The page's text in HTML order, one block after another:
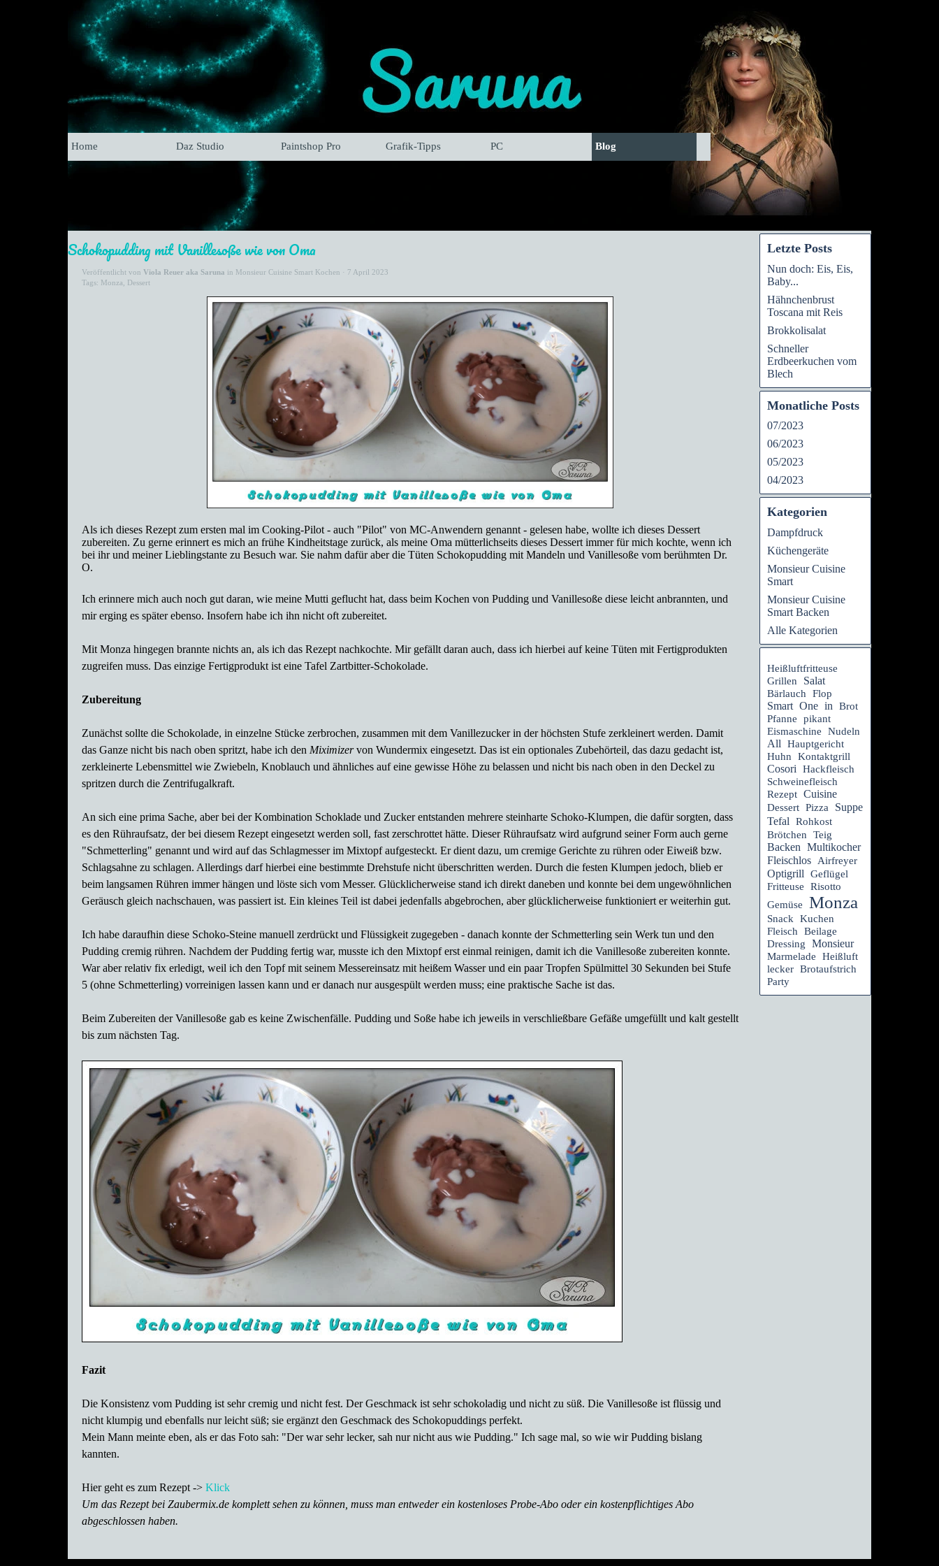
Home Daz Studio Paintshop Pro Grafik-Tipps PC Blog
Schokopudding mit Vanillesoße wie von Oma
Veröffentlicht von Viola Reuer aka Saruna in Monsieur Cuisine Smart Kochen · 7 April 2023
Tags: Monza Dessert
Als ich dieses Rezept zum ersten mal im Cooking-Pilot - auch "Pilot" von MC-Anwendern genannt - gelesen habe, wollte ich dieses Dessert
zubereiten. Zu gerne erinnert es mich an frühe Kindheitstage zurück, als meine Oma mütterlichseits dieses Dessert immer für mich kochte, wenn ich
bei ihr und meiner Lieblingstante zu Besuch war. Sie nahm dafür aber die Tüten Schokopudding mit Mandeln und Vanillesoße vom berühmten Dr.
O.
Ich erinnere mich auch noch gut daran, wie meine Mutti geflucht hat, dass beim Kochen von Pudding und Vanillesoße diese leicht anbrannten, und
mir erging es später ebenso. Insofern habe ich ihn nicht oft zubereitet.
Mit Monza hingegen brannte nichts an, als ich das Rezept nachkochte. Mir gefällt daran auch, dass ich hierbei auf keine Tüten mit Fertigprodukten
zugreifen muss. Das einzige Fertigprodukt ist eine Tafel Zartbitter-Schokolade.
Zubereitung
Zunächst sollte die Schokolade, in einzelne Stücke zerbrochen, zusammen mit dem Vanillezucker in der höchsten Stufe zerkleinert werden. Damit
das Ganze nicht bis nach oben spritzt, habe ich den Miximizervon Wundermix eingesetzt. Das ist ein optionales Zubehörteil, das dazu gedacht ist,
zerkleinerte Lebensmittel wie Zwiebeln, Knoblauch und ähnliches auf eine gewisse Höhe zu belassen und nicht bis nach oben in den Deckel zu
spritzen durch die Zentrifugalkraft.
An sich eine prima Sache, aber bei der Kombination Schoklade und Zucker entstanden mehrere steinharte Schoko-Klumpen, die dafür sorgten, dass
es den Rühraufsatz, der bei diesem Rezept eingesetzt werden soll, fast zerschrottet hätte. Dieser Rühraufsatz wird aufgrund seiner Form auch gerne
"Schmetterling" genannt und wird auf das Schlagmesser im Mixtopf aufgesteckt. Er dient dazu, um cremige Gerichte zu rühren oder Eiweiß bzw.
Schlagsahne zu schlagen. Allerdings darf hierbei eine bestimmte Drehstufe nicht überschritten werden. Durch die festen Klumpen jedoch, blieb er
beim langsamen Rühren immer hängen und löste sich vom Messer. Glücklicherweise stand ich direkt daneben und konnte bei dem ungewöhnlichen
Geräusch gleich nachschauen, was passiert ist. Ein kleines Teil ist dabei jedenfalls abgebrochen, aber glücklicherweise funktioniert er weiterhin gut.
Ich habe daraufhin diese Schoko-Steine manuell zerdrückt und Flüssigkeit zugegeben - danach konnte der Schmetterling sein Werk tun und den
Pudding cremig rühren. Nachdem der Pudding fertig war, musste ich den Mixtopf erst einmal reinigen, damit ich die Vanillesoße zubereiten konnte.
War aber relativ fix erledigt, weil ich den Topf mit seinem Messereinsatz mit heißem Wasser und ein paar Tropfen Spülmittel 30 Sekunden bei Stufe
5 (ohne Schmetterling) vorreinigen lassen kann und er danach nur ausgespült werden muss; eine praktische Sache ist das.
Beim Zubereiten der Vanillesoße gab es keine Zwischenfälle. Pudding und Soße habe ich jeweils in verschließbare Gefäße umgefüllt und kalt gestellt
bis zum nächsten Tag.
Fazit
Die Konsistenz vom Pudding ist sehr cremig und nicht fest. Der Geschmack ist sehr schokoladig und nicht zu süß. Die Vanillesoße ist flüssig und
nicht klumpig und ebenfalls nur leicht süß; sie ergänzt den Geschmack des Schokopuddings perfekt.
Mein Mann meinte eben, als er das Foto sah: "Der war sehr lecker, sah nur nicht aus wie Pudding." Ich sage mal, so wie wir Pudding bislang
kannten.
Hier geht es zum Rezept -> Klick
Um das Rezept bei Zaubermix.de komplett sehen zu können, muss man entweder ein kostenloses Probe-Abo oder ein kostenpflichtiges Abo
abgeschlossen haben.
Letzte Posts
Nun doch: Eis, Eis,
Baby...
Hähnchenbrust
Toscana mit Reis
Brokkolisalat
Schneller
Erdbeerkuchen vom
Blech
Monatliche Posts
07/2023
06/2023
05/2023
04/2023
Kategorien
Dampfdruck
Küchengeräte
Monsieur Cuisine
Smart
Monsieur Cuisine
Smart Backen
Alle Kategorien
Heißluftfritteuse
Grillen Salat
Bärlauch Flop
Smart One in
Brot
Pfanne
pikant
Eismaschine
Nudeln
All Hauptgericht
Huhn Kontaktgrill
Cosori
Hackfleisch
Schweinefleisch
Rezept Cuisine
Dessert Pizza
Suppe
Tefal
Rohkost
Brötchen
Teig
Backen Multikocher
Fleischlos Airfreyer
Optigrill
Geflügel
Fritteuse
Risotto
Gemüse
Monza
Snack
Kuchen
Fleisch
Beilage
Dressing
Monsieur
Marmelade
Heißluft
lecker Brotaufstrich
Party